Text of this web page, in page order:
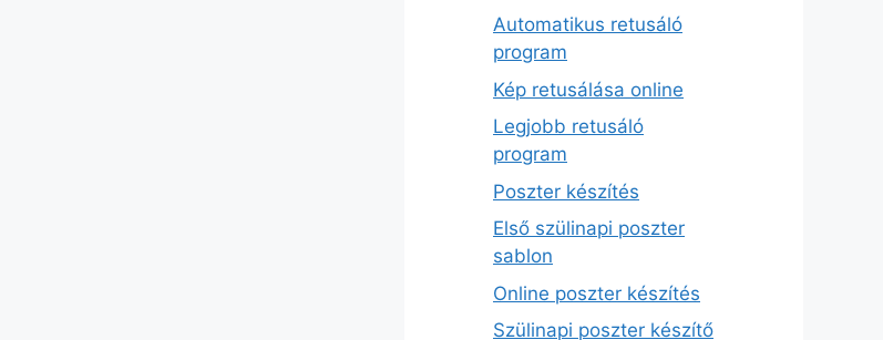
Automatikus retusáló
program
Kép retusálása online
Legjobb retusáló
program
Poszter készítés
Első szülinapi poszter
sablon
Online poszter készítés
Szülinapi poszter készítő